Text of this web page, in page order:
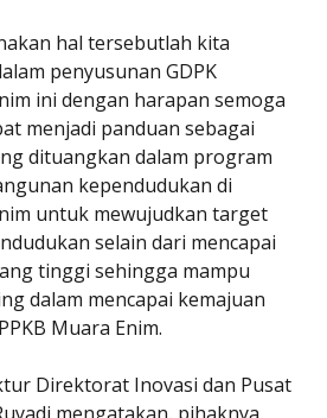
hal tersebutlah kita
penyusunan GDPK
ini dengan harapan semoga
menjadi panduan sebagai
dituangkan dalam program
kependudukan di
untuk mewujudkan target
selain dari mencapai
tinggi sehingga mampu
dalam mencapai kemajuan
Muara Enim.
Direktorat Inovasi dan Pusat
mengatakan, pihaknya